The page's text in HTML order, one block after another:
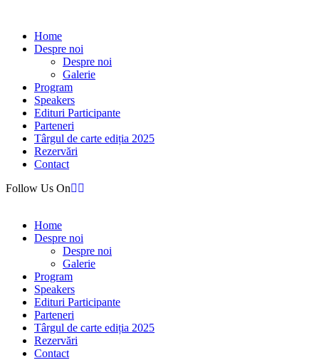
Home
Despre noi
Despre noi
Galerie
Program
Speakers
Edituri Participante
Parteneri
Târgul de carte ediția 2025
Rezervări
Contact
Follow Us On
Home
Despre noi
Despre noi
Galerie
Program
Speakers
Edituri Participante
Parteneri
Târgul de carte ediția 2025
Rezervări
Contact